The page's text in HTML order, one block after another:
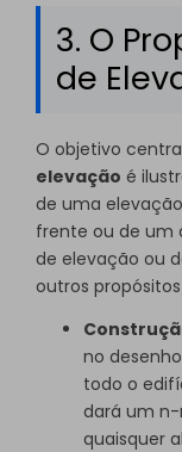
3. O
de
O objetivo
elevação é
de uma
frente ou de um
de elevação ou
outros
no
todo o
dará um
quaisquer